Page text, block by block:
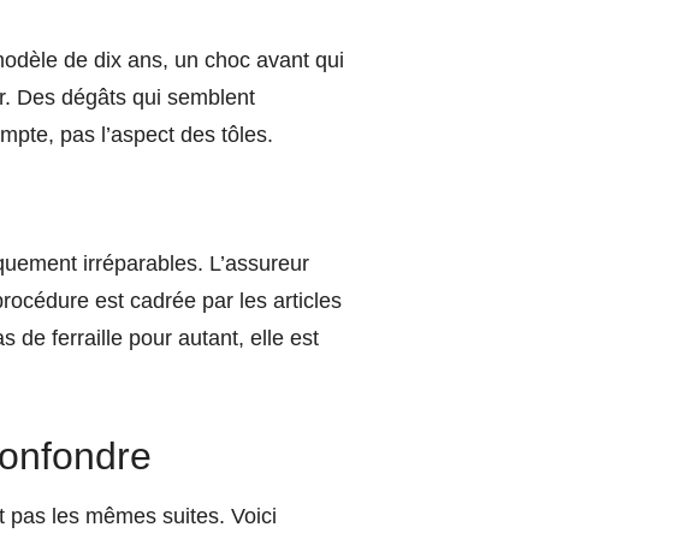
de dix ans, un choc avant qui
Des dégâts qui semblent
pas l’aspect des tôles.
irréparables. L’assureur
est cadrée par les articles
de ferraille pour autant, elle est
pas les mêmes suites. Voici